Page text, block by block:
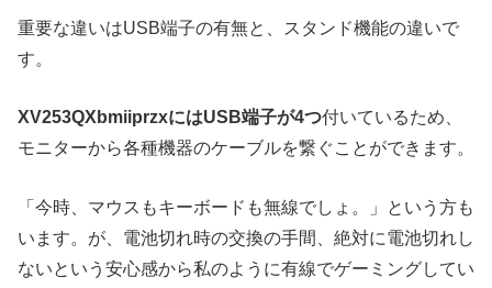
重要な違いはUSB端子の有無と、スタンド機能の違いで
す。
XV253QXbmiiprzxにはUSB端子が4つ付いているため、
モニターから各種機器のケーブルを繋ぐことができます。
「今時、マウスもキーボードも無線でしょ。」という方も
います。が、電池切れ時の交換の手間、絶対に電池切れし
ないという安心感から私のように有線でゲーミングしてい